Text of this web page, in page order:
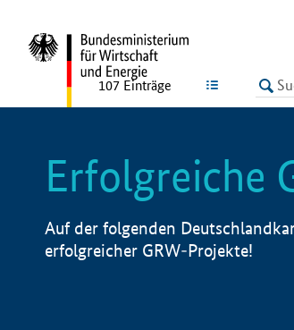
LISTE
107 Einträge
Erfolgreiche
Auf der folgenden
erfolgreicher GRW-Projekte!